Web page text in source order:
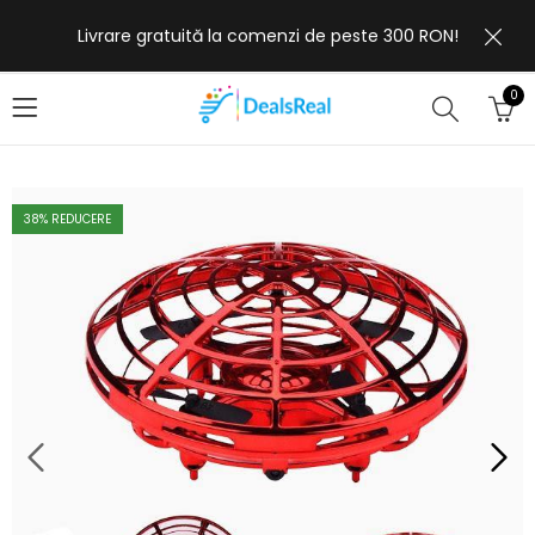
Livrare gratuită la comenzi de peste 300 RON!
0
38% REDUCERE